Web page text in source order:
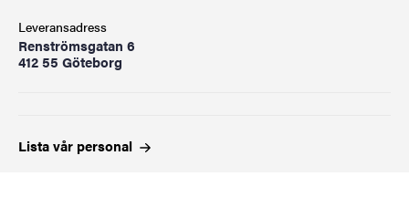
Leveransadress
Renströmsgatan 6
412 55 Göteborg
Lista vår personal